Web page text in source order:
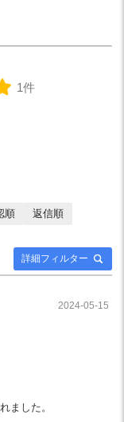
1件
詳細フィルター
順
返信順
2024-05-15
ました。